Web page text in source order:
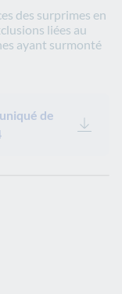
des surprimes en
liées au
ayant surmonté
de